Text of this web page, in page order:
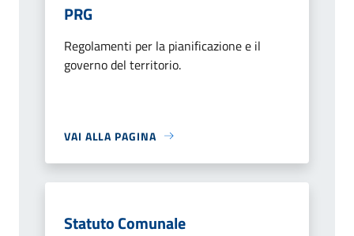
PRG
Regolamenti per la pianificazione e il
governo del territorio.
VAI ALLA PAGINA
Statuto Comunale